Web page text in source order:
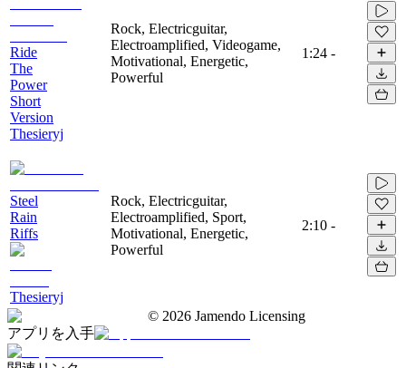
Ride
The
Power
Short
Version
Thesieryj
Rock, Electricguitar,
Electroamplified, Videogame,
Motivational, Energetic,
Powerful
1:24 -
Steel
Rain
Riffs
Thesieryj
Rock, Electricguitar,
Electroamplified, Sport,
Motivational, Energetic,
Powerful
2:10 -
© 2026 Jamendo Licensing
アプリを入手